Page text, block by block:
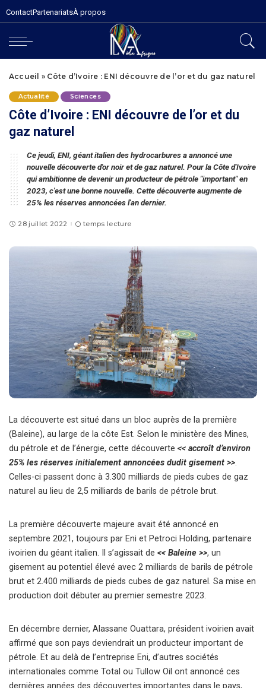
ContactPartenariatsÀ propos
Accueil » Côte d’Ivoire : ENI découvre de l’or et du gaz naturel
Actualité Sciences
Côte d’Ivoire : ENI découvre de l’or et du
gaz naturel
Ce jeudi, ENI, géant italien des hydrocarbures a annoncé une
nouvelle découverte d'or noir et de gaz naturel. Pour la Côte d'Ivoire
qui ambitionne de devenir un producteur de pétrole "important" en
2023, c'est une bonne nouvelle. Cette découverte augmente de
25% les réserves annoncées l'an dernier.
28 juillet 2022 temps lecture
La découverte est situé dans un bloc auprès de la première
(Baleine), au large de la côte Est. Selon le ministère des Mines,
du pétrole et de l’énergie, cette découverte << accroît d’environ
25% les réserves initialement annoncées dudit gisement >>.
Celles-ci passent donc à 3.300 milliards de pieds cubes de gaz
naturel au lieu de 2,5 milliards de barils de pétrole brut.
La première découverte majeure avait été annoncé en
septembre 2021, toujours par Eni et Petroci Holding, partenaire
ivoirien du géant italien. Il s’agissait de << Baleine >>, un
gisement au potentiel élevé avec 2 milliards de barils de pétrole
brut et 2.400 milliards de pieds cubes de gaz naturel. Sa mise en
production doit débuter au premier semestre 2023.
En décembre dernier, Alassane Ouattara, président ivoirien avait
affirmé que son pays deviendrait un producteur important de
pétrole. Et au delà de l’entreprise Eni, d’autres sociétés
internationales comme Total ou Tullow Oil ont annoncé ces